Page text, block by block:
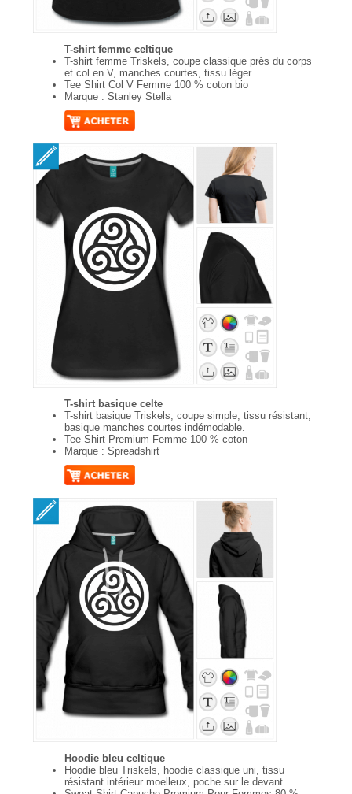
T-shirt femme celtique
T-shirt femme Triskels, coupe classique près du corps
et col en V, manches courtes, tissu léger
Tee Shirt Col V Femme 100 % coton bio
Marque : Stanley Stella
T-shirt basique celte
T-shirt basique Triskels, coupe simple, tissu résistant,
basique manches courtes indémodable.
Tee Shirt Premium Femme 100 % coton
Marque : Spreadshirt
Hoodie bleu celtique
Hoodie bleu Triskels, hoodie classique uni, tissu
résistant intérieur moelleux, poche sur le devant.